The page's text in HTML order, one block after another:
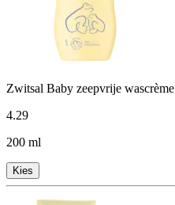
Zwitsal Baby zeepvrije wascrème
4.29
200 ml
Kies